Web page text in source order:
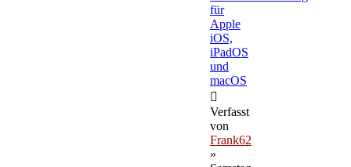
für
Apple
iOS,
iPadOS
und
macOS
Verfasst
von
Frank62
»